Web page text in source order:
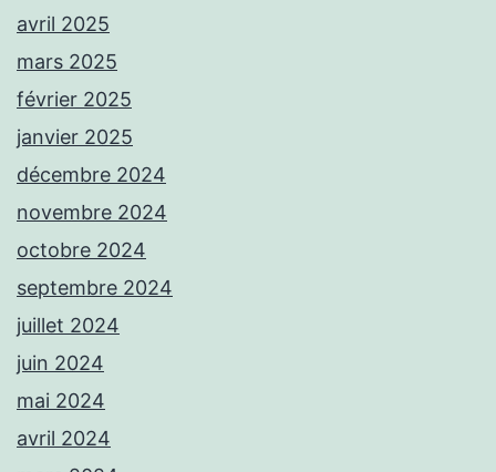
avril 2025
mars 2025
février 2025
janvier 2025
décembre 2024
novembre 2024
octobre 2024
septembre 2024
juillet 2024
juin 2024
mai 2024
avril 2024